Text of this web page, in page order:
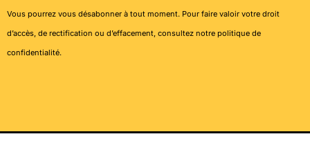
Vous pourrez vous désabonner à tout moment. Pour faire valoir votre droit
d’accès, de rectification ou d’effacement, consultez notre politique de
confidentialité.